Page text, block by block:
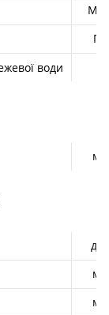
Па
води
мм
дм³
мм
мм